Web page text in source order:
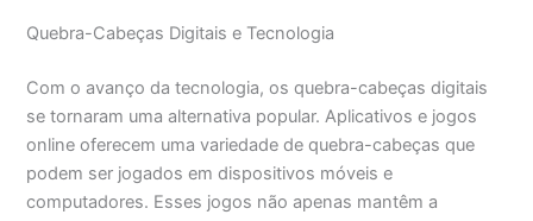
Quebra-Cabeças Digitais e Tecnologia
Com o avanço da tecnologia, os quebra-cabeças digitais
se tornaram uma alternativa popular. Aplicativos e jogos
online oferecem uma variedade de quebra-cabeças que
podem ser jogados em dispositivos móveis e
computadores. Esses jogos não apenas mantêm a